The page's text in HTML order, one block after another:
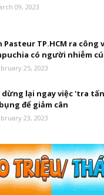
09, 2023
Pasteur TP.HCM ra công
có người nhiễm
25, 2023
dừng lại ngay việc 'tra
để giảm cân
23, 2023